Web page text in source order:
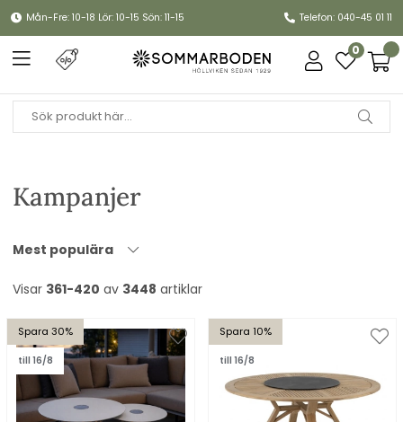
Mån-Fre: 10-18 Lör: 10-15 Sön: 11-15 Telefon: 040-45 01 11
0
Kampanjer
Mest populära
Visar 361-420 av 3448 artiklar
Spara 30%
till 16/8
Spara 10%
till 16/8